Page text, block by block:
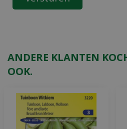
ANDERE KLANTEN
OOK.